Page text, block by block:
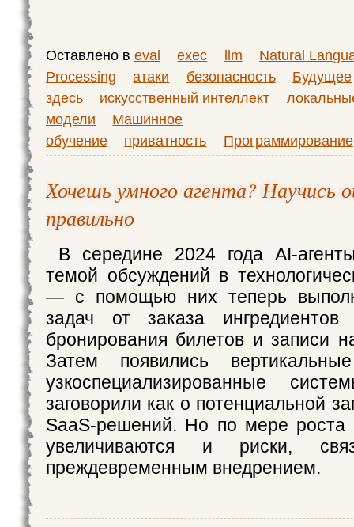
Оставлено в eval exec llm
Natural
Processing
атаки безопасность
Будущее
здесь
искусственный интеллект
модели
Машинное
обучение
приватность Программирование
Хочешь умного агента? Научись
правильно
В середине 2024 года AI-
темой обсуждений в
— с помощью них теперь
задач от заказа
бронирования билетов и записи
Затем появились
узкоспециализированные
заговорили как о потенциальной
SaaS-решений. Но по мере роста
увеличиваются и риски,
преждевременным внедрением.